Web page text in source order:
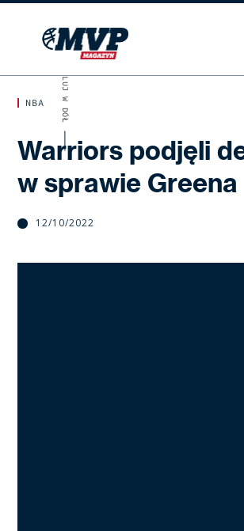
NBA
Warriors podjęli
w sprawie Greena
12/10/2022
SKROLUJ W DÓŁ